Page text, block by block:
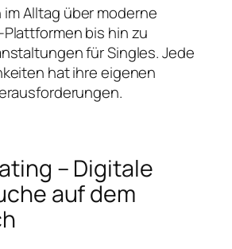
Alltag über moderne
bis hin zu
für Singles. Jede
hat ihre eigenen
– Digitale
auf dem